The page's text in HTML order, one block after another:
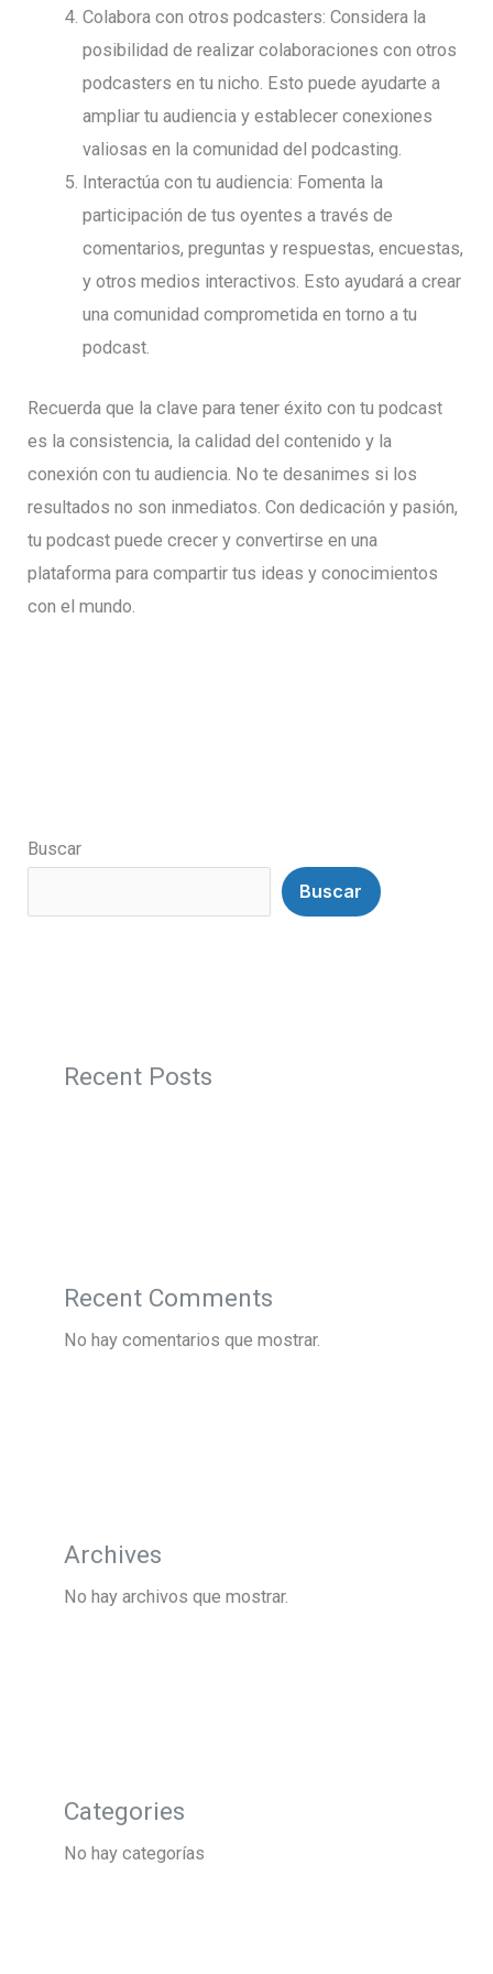
Colabora con otros podcasters: Considera la
posibilidad de realizar colaboraciones con otros
podcasters en tu nicho. Esto puede ayudarte a
ampliar tu audiencia y establecer conexiones
valiosas en la comunidad del podcasting.
Interactúa con tu audiencia: Fomenta la
participación de tus oyentes a través de
comentarios, preguntas y respuestas, encuestas,
y otros medios interactivos. Esto ayudará a crear
una comunidad comprometida en torno a tu
podcast.
Recuerda que la clave para tener éxito con tu podcast
es la consistencia, la calidad del contenido y la
conexión con tu audiencia. No te desanimes si los
resultados no son inmediatos. Con dedicación y pasión,
tu podcast puede crecer y convertirse en una
plataforma para compartir tus ideas y conocimientos
con el mundo.
Buscar
Buscar
Recent Posts
Recent Comments
No hay comentarios que mostrar.
Archives
No hay archivos que mostrar.
Categories
No hay categorías